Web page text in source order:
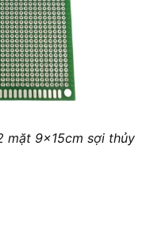
mặt 9x15cm sợi thủy